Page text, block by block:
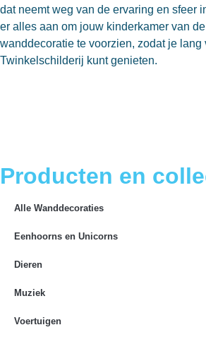
dat neemt weg van de ervaring en sfeer
er alles aan om jouw kinderkamer van
wanddecoratie te voorzien, zodat je lang
Twinkelschilderij kunt genieten.
Producten en
Alle Wanddecoraties
Eenhoorns en Unicorns
Dieren
Muziek
Voertuigen